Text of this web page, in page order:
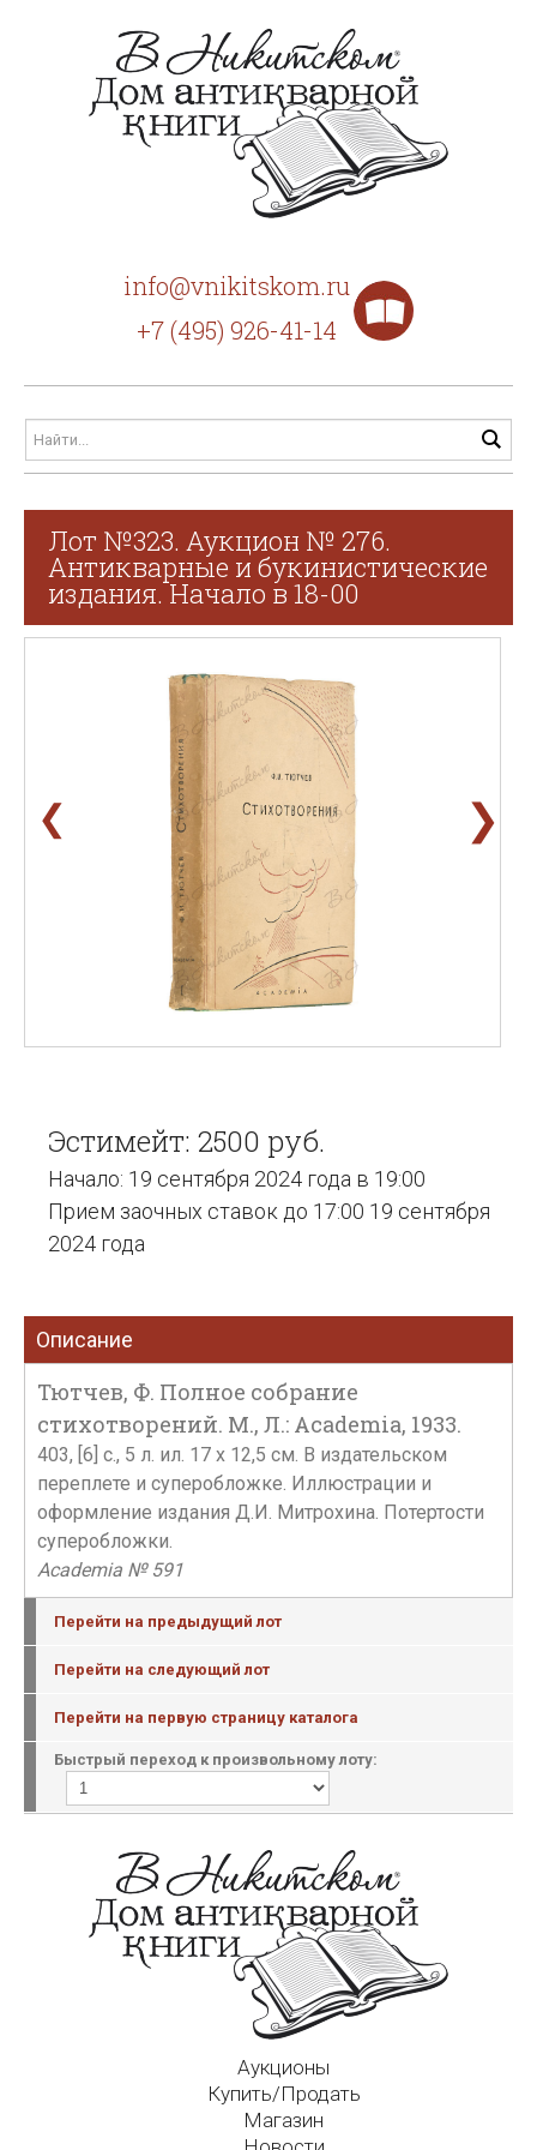
info@vnikitskom.ru
+7 (495) 926-41-14
Лот №323. Аукцион № 276.
Антикварные и букинистические
издания. Начало в 18-00
❮ ❯
Эстимейт: 2500 руб.
Начало: 19 сентября 2024 года в 19:00
Прием заочных ставок до 17:00 19 сентября
2024 года
Описание
Тютчев, Ф. Полное собрание
стихотворений. М., Л.: Academia, 1933.
403, [6] с., 5 л. ил. 17 x 12,5 см. В издательском
переплете и суперобложке. Иллюстрации и
оформление издания Д.И. Митрохина. Потертости
суперобложки.
Academia № 591
Перейти на предыдущий лот
Перейти на следующий лот
Перейти на первую страницу каталога
Быстрый переход к произвольному лоту:
Аукционы
Купить/Продать
Магазин